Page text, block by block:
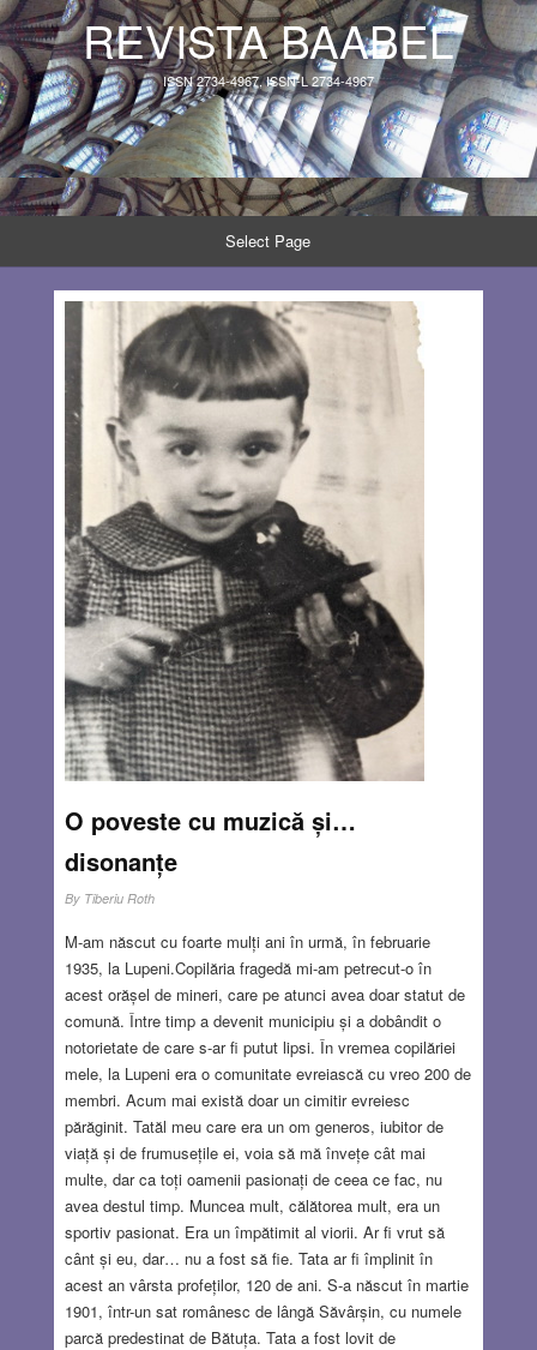
REVISTA BAABEL
ISSN 2734-4967, ISSN-L 2734-4967
Select Page
O poveste cu muzică și…
disonanțe
By Tiberiu Roth
M-am născut cu foarte mulți ani în urmă, în februarie
1935, la Lupeni.Copilăria fragedă mi-am petrecut-o în
acest orășel de mineri, care pe atunci avea doar statut de
comună. Între timp a devenit municipiu și a dobândit o
notorietate de care s-ar fi putut lipsi. În vremea copilăriei
mele, la Lupeni era o comunitate evreiască cu vreo 200 de
membri. Acum mai există doar un cimitir evreiesc
părăginit. Tatăl meu care era un om generos, iubitor de
viață și de frumusețile ei, voia să mă învețe cât mai
multe, dar ca toți oamenii pasionați de ceea ce fac, nu
avea destul timp. Muncea mult, călătorea mult, era un
sportiv pasionat. Era un împătimit al viorii. Ar fi vrut să
cânt și eu, dar… nu a fost să fie. Tata ar fi împlinit în
acest an vârsta profeților, 120 de ani. S-a născut în martie
1901, într-un sat românesc de lângă Săvârșin, cu numele
parcă predestinat de Bătuța. Tata a fost lovit de